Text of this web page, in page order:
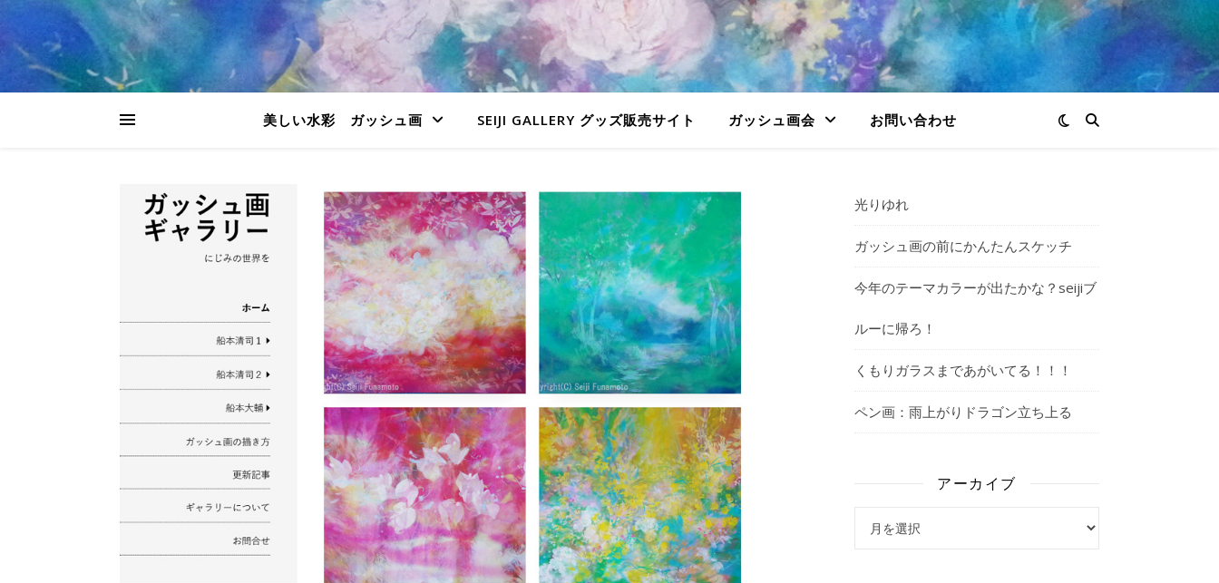
美しい水彩 ガッシュ画 SEIJI GALLERY グッズ販売サイト ガッシュ画会 お問い合わせ
光りゆれ
ガッシュ画の前にかんたんスケッチ
今年のテーマカラーが出たかな？seijiブ
ルーに帰ろ！
くもりガラスまであがいてる！！！
ペン画：雨上がりドラゴン立ち上る
アーカイブ